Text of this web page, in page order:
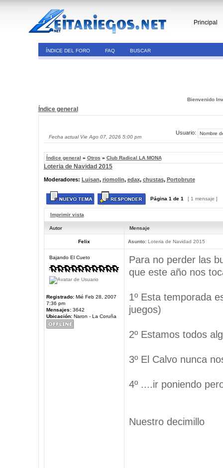
Principal
ÍNDICE DEL FORO FAQ BUSCAR
Bienvenido
Índice general
Fecha actual Vie Ago 07, 2026 5:00 pm
Usuario:
Índice general » Otros » Club Radical LA MONA
Loteria de Navidad 2015
Moderadores: Luisan, riomolin, edax, chustas, Portobrute
Página 1 de 1 [ 1 mensaje ]
Imprimir vista
Autor Mensaje
Felix Asunto:Loteria de Navidad 2015
Bajando El Cueto
Registrado:Mié Feb 28, 2007
7:36 pm
Mensajes:3642
Ubicación:Naron - La Coruña
Para no perder las
que este año nos
1º Esta temporada
juegos)
2º Estamos todos
3º El Calvo nunca
4º ....ir poniendo
Nuestro decimillo